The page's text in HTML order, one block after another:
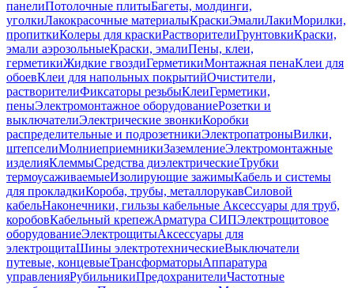
панелиПотолочные плитыБагеты, молдинги,
уголкиЛакокрасочные материалыКраскиЭмалиЛакиМорилки,
пропиткиКолеры для краскиРастворителиГрунтовкиКраски,
эмали аэрозольныеКраски, эмалиПены, клеи,
герметикиЖидкие гвоздиГерметикиМонтажная пенаКлеи для
обоевКлеи для напольных покрытийОчистители,
растворителиФиксаторы резьбыКлеиГерметики,
пеныЭлектромонтажное оборудованиеРозетки и
выключателиЭлектрические звонкиКоробки
распределительные и подрозетникиЭлектропатроныВилки,
штепселиМолниеприемникиЗаземлениеЭлектромонтажные
изделияКлеммыСредства диэлектрическиеТрубки
термоусаживаемыеИзолирующие зажимыКабель и системы
для прокладкиКороба, трубы, металлорукавСиловой
кабельНаконечники, гильзы кабельные Аксессуары для труб,
коробовКабельный крепежАрматура СИПЭлектрощитовое
оборудованиеЭлектрощитыАксессуары для
электрощитаШины электротехническиеВыключатели
путевые, концевыеТрансформаторыАппаратура
управленияРубильникиПредохранителиЧастотные